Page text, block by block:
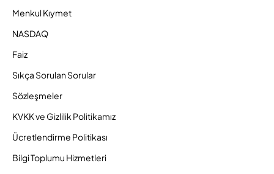
Menkul Kıymet
NASDAQ
Faiz
Sıkça Sorulan Sorular
Sözleşmeler
KVKK ve Gizlilik Politikamız
Ücretlendirme Politikası
Bilgi Toplumu Hizmetleri